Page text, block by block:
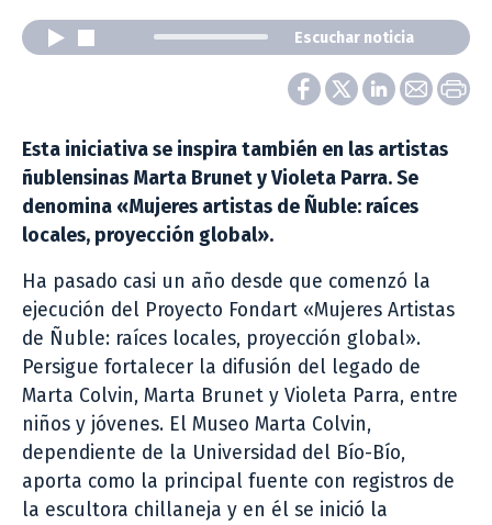
Escuchar noticia
Esta iniciativa se inspira también en las artistas
ñublensinas Marta Brunet y Violeta Parra. Se
denomina «Mujeres artistas de Ñuble: raíces
locales, proyección global».
Ha pasado casi un año desde que comenzó la
ejecución del Proyecto Fondart «Mujeres Artistas
de Ñuble: raíces locales, proyección global».
Persigue fortalecer la difusión del legado de
Marta Colvin, Marta Brunet y Violeta Parra, entre
niños y jóvenes. El Museo Marta Colvin,
dependiente de la Universidad del Bío-Bío,
aporta como la principal fuente con registros de
la escultora chillaneja y en él se inició la